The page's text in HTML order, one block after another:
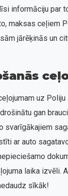
informāciju par
maksas ceļiem
jārēķinās un
uz
gan
svarīgākajiem
ar auto
laika izvēli.
sīkāk!